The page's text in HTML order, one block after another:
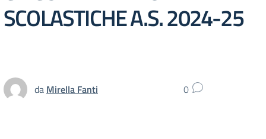
SCOLASTICHE A.S. 2024-25
da Mirella Fanti 0